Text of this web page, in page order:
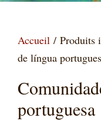
Accueil / Produits
de língua
portuguesa